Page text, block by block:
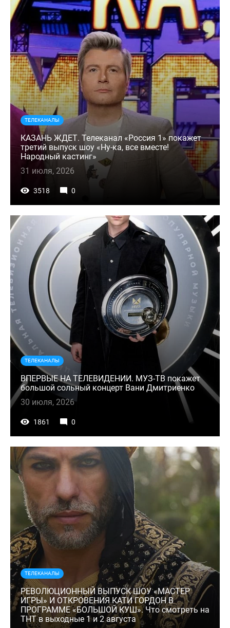
ТЕЛЕКАНАЛЫ
КАЗАНЬ ЖДЕТ. Телеканал «Россия 1» покажет
третий выпуск шоу «Ну-ка, все вместе!
Народный кастинг»
31 июля, 2026
3518 0
ТЕЛЕКАНАЛЫ
ВПЕРВЫЕ НА ТЕЛЕВИДЕНИИ. МУЗ-ТВ покажет
большой сольный концерт Вани Дмитриенко
30 июля, 2026
1861 0
ТЕЛЕКАНАЛЫ
РЕВОЛЮЦИОННЫЙ ВЫПУСК ШОУ «МАСТЕР
ИГРЫ» И ОТКРОВЕНИЯ КАТИ ГОРДОН В
ПРОГРАММЕ «БОЛЬШОЙ КУШ». Что смотреть на
ТНТ в выходные 1 и 2 августа